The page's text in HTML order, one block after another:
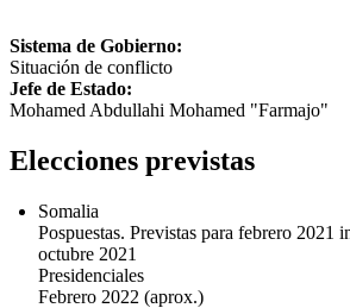
Sistema de Gobierno:
Situación de conflicto
Jefe de Estado:
Mohamed Abdullahi Mohamed "Farmajo"
Elecciones previstas
Somalia
Pospuestas. Previstas para febrero 2021
octubre 2021
Presidenciales
Febrero 2022 (aprox.)